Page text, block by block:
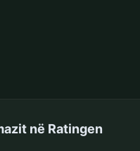
në Ratingen